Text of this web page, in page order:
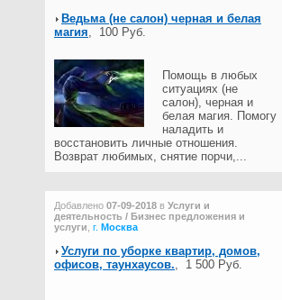
Ведьма (не салон) черная и белая
магия, 100 Руб.
Помощь в любых
ситуациях (не
салон), черная и
белая магия. Помогу
наладить и
восстановить личные отношения.
Возврат любимых, снятие порчи,...
Добавлено 07-09-2018 в Услуги и
деятельность / Бизнес предложения и
услуги г. Москва
Услуги по уборке квартир, домов,
офисов, таунхаусов., 1 500 Руб.